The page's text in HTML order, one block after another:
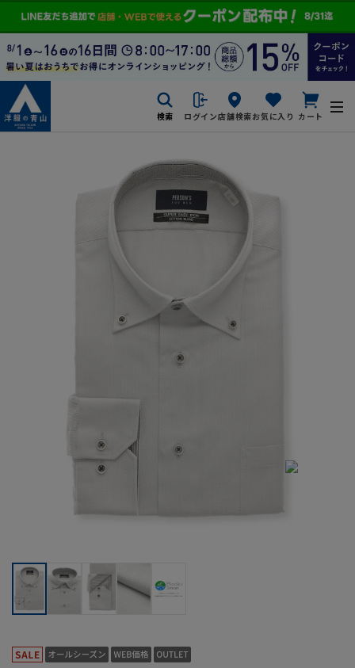
検索 ログイン店舗検索お気に入り カート